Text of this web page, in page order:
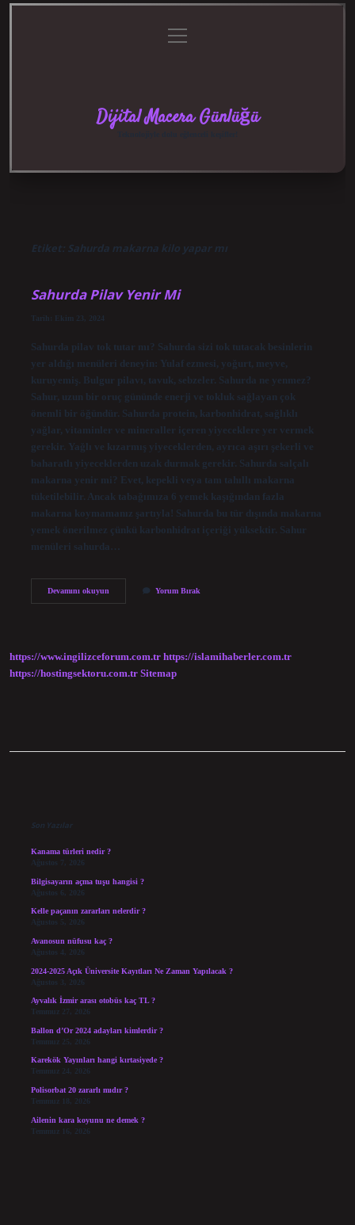
menüyü
aç
Dijital Macera Günlüğü
Etiket: Sahurda makarna kilo yapar mı
Sahurda Pilav Yenir Mi
Tarih: Ekim 23, 2024
Sahurda pilav tok tutar mı? Sahurda sizi tok tutacak besinlerin
yer aldığı menüleri deneyin: Yulaf ezmesi, yoğurt, meyve,
kuruyemiş. Bulgur pilavı, tavuk, sebzeler. Sahurda ne yenmez?
Sahur, uzun bir oruç gününde enerji ve tokluk sağlayan çok
önemli bir öğündür. Sahurda protein, karbonhidrat, sağlıklı
yağlar, vitaminler ve mineraller içeren yiyeceklere yer vermek
gerekir. Yağlı ve kızarmış yiyeceklerden, ayrıca aşırı şekerli ve
baharatlı yiyeceklerden uzak durmak gerekir. Sahurda salçalı
makarna yenir mi? Evet, kepekli veya tam tahıllı makarna
tüketilebilir. Ancak tabağımıza 6 yemek kaşığından fazla
makarna koymamanız şartıyla! Sahurda bu tür dışında makarna
yemek önerilmez çünkü karbonhidrat içeriği yüksektir. Sahur
menüleri sahurda…
Devamını okuyunSahurda
Yorum Bırak
https://www.ingilizceforum.com.tr https://islamihaberler.com.tr
https://hostingsektoru.com.tr Sitemap
Son Yazılar
Kanama türleri nedir ?
Ağustos 7, 2026
Bilgisayarın açma tuşu hangisi ?
Ağustos 6, 2026
Kelle paçanın zararları nelerdir ?
Ağustos 5, 2026
Avanosun nüfusu kaç ?
Ağustos 4, 2026
2024-2025 Açık Üniversite Kayıtları Ne Zaman Yapılacak ?
Ağustos 3, 2026
Ayvalık İzmir arası otobüs kaç TL ?
Temmuz 27, 2026
Ballon d’Or 2024 adayları kimlerdir ?
Temmuz 25, 2026
Karekök Yayınları hangi kırtasiyede ?
Temmuz 24, 2026
Polisorbat 20 zararlı mıdır ?
Temmuz 18, 2026
Ailenin kara koyunu ne demek ?
Temmuz 16, 2026